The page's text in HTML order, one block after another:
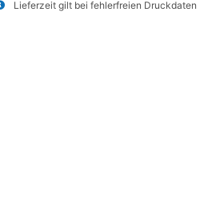
Lieferzeit gilt bei fehlerfreien Druckdaten